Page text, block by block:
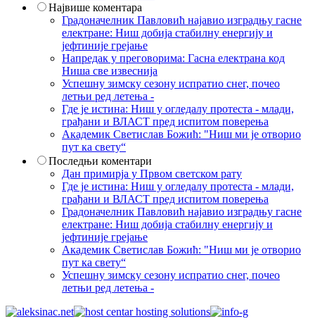
Највише коментара
Градоначелник Павловић најавио изградњу гасне
електране: Ниш добија стабилну енергију и
јефтиније грејање
Напредак у преговорима: Гасна електрана код
Ниша све извеснија
Успешну зимску сезону испратио снег, почео
летњи ред летења -
Где је истина: Ниш у огледалу протеста - млади,
грађани и ВЛАСТ пред испитом поверења
Академик Светислав Божић: "Ниш ми је отворио
пут ка свету“
Последњи коментари
Дан примирја у Првом светском рату
Где је истина: Ниш у огледалу протеста - млади,
грађани и ВЛАСТ пред испитом поверења
Градоначелник Павловић најавио изградњу гасне
електране: Ниш добија стабилну енергију и
јефтиније грејање
Академик Светислав Божић: "Ниш ми је отворио
пут ка свету“
Успешну зимску сезону испратио снег, почео
летњи ред летења -